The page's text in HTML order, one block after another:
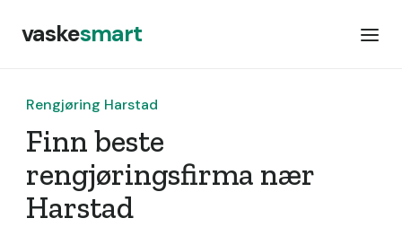
vaskesmart
Rengjøring Harstad
Finn beste
rengjøringsfirma nær
Harstad